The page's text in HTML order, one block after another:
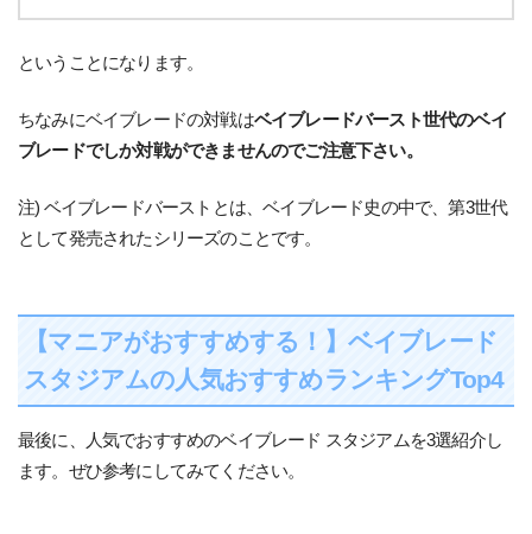
ということになります。
ちなみにベイブレードの対戦はベイブレードバースト世代のベイ
ブレードでしか対戦ができませんのでご注意下さい。
注) ベイブレードバーストとは、ベイブレード史の中で、第3世代
として発売されたシリーズのことです。
【マニアがおすすめする！】ベイブレード
スタジアムの人気おすすめランキングTop4
最後に、人気でおすすめのベイブレード スタジアムを3選紹介し
ます。ぜひ参考にしてみてください。